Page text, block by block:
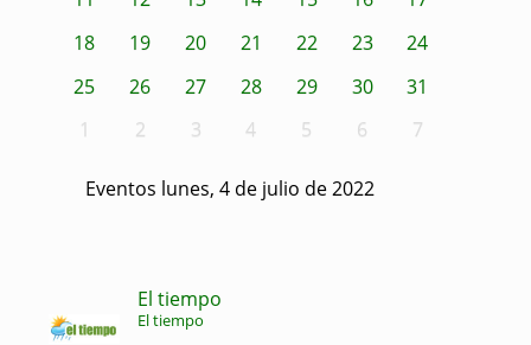
18
19 20 21 22 23
24
25
26 27 28 29 30
31
1
2 3 4 5 6 7
Eventos lunes, 4 de julio de 2022
El tiempo
El tiempo